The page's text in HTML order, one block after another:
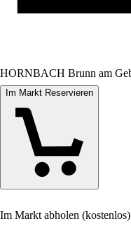
HORNBACH Brunn am
Im Markt Reservieren
Im Markt abholen (kostenlos)